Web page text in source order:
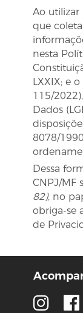
Ao utilizar
que
nesta
LXXIX; e
115/2022),
Dados
8078/
Dessa
CNPJ/MF
82), no
obriga-se
de